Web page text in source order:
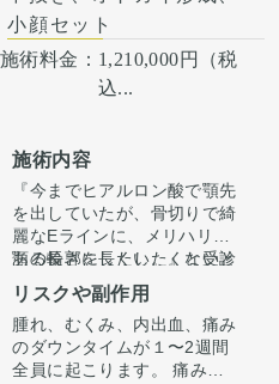
小顔セット
施術料金： 1,210,000円（税
込...
施術内容
『今までヒアルロン酸で顎先
を出していたが、骨切りで綺
麗なEラインに、メリハリの
ある輪郭にしたい。』と受診
されました。
顎の長さを長くしたくないと
いう希望がありましたので、
中抜きの施術とあわせてオト
ガイ形成させていただきまし
た。
カウンセリング時に3Dシミュ
レーションでどのくらい顎を
出すかをご本人様とすり合わ
リスクや副作用
腫れ、むくみ、内出血、痛み
のダウンタイムが１〜2週間
全員に起こります。 痛みは